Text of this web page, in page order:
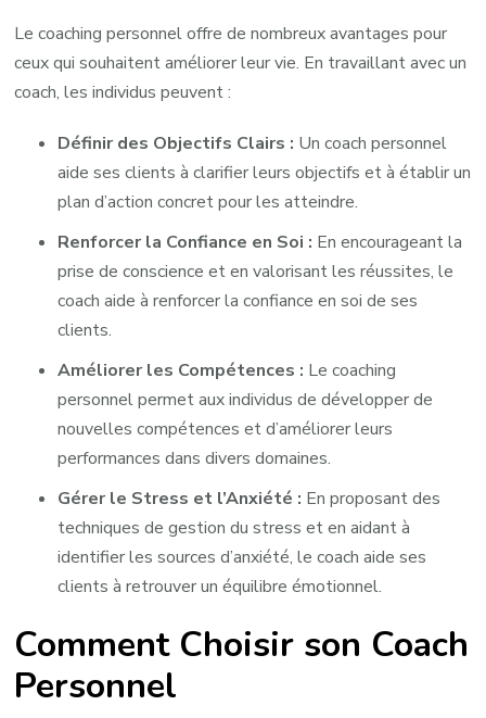
Le coaching personnel offre de nombreux avantages pour
ceux qui souhaitent améliorer leur vie. En travaillant avec un
coach, les individus peuvent :
Définir des Objectifs Clairs : Un coach personnel
aide ses clients à clarifier leurs objectifs et à établir un
plan d’action concret pour les atteindre.
Renforcer la Confiance en Soi : En encourageant la
prise de conscience et en valorisant les réussites, le
coach aide à renforcer la confiance en soi de ses
clients.
Améliorer les Compétences : Le coaching
personnel permet aux individus de développer de
nouvelles compétences et d’améliorer leurs
performances dans divers domaines.
Gérer le Stress et l’Anxiété : En proposant des
techniques de gestion du stress et en aidant à
identifier les sources d’anxiété, le coach aide ses
clients à retrouver un équilibre émotionnel.
Comment Choisir son Coach
Personnel